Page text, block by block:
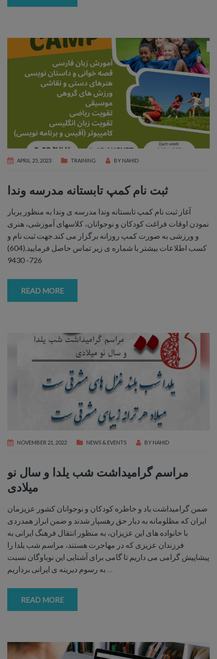
APRIL 25, 2023 TRAINING BY NAHID
ثبت نام کمپ تابستانه مدرسه وندا
آغاز ثبت نام کمپ تابستانه وندا مدرسه ی وندا به منظور پربار
نمودن اوقات فراغت کودکان و نوجوانان، کلاسهای آموزشی، هنری
و ورزشی به صورت کمپ روزانه برگزار می کند.جهت ثبت نام و
کسب اطلاعات بیشتر با شماره ی زیر تماس حاصل فرمایید.(604)
726- 9430
READ MORE
NOVEMBER 21, 2022 NEWS & EVENTS BY NAHID
مراسم گرامیداشت شب یلدا و سال نو
میلادی
ضمن گراميداشت ياد و خاطره كودكان و نوجوانان كشور عزيزمان
ايران كه مظلومانه به ديار حق رهسپار شدند و ضمن ابراز همدردى
با خانواده هاى اين عزيزان، به منظور انتقال فرهنگ ايرانى به
فرزندان عزيزى كه در مهاجرت هستند، مراسم شب يلدا را
پيشاپيش گرامى مى داريم تا گامى براى آشنايى اين نوباوگان نسبت
READ MORE